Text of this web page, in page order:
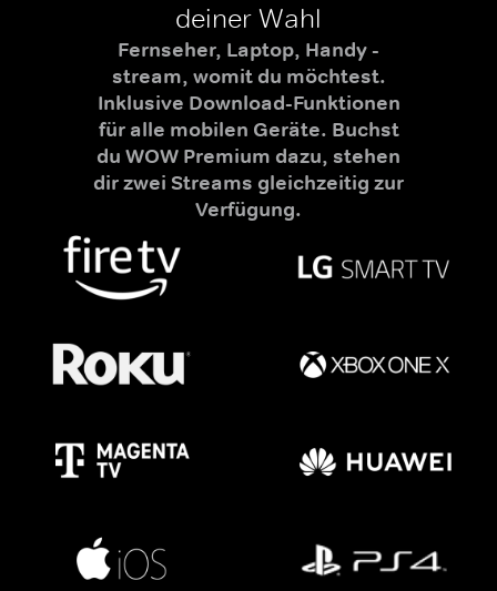
deiner Wahl
Fernseher, Laptop, Handy -
stream, womit du möchtest.
Inklusive Download-Funktionen
für alle mobilen Geräte. Buchst
du WOW Premium dazu, stehen
dir zwei Streams gleichzeitig zur
Verfügung.